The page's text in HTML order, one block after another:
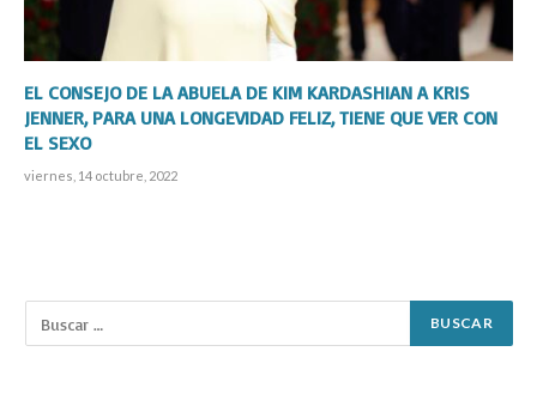
EL CONSEJO DE LA ABUELA DE KIM KARDASHIAN A KRIS
JENNER, PARA UNA LONGEVIDAD FELIZ, TIENE QUE VER CON
EL SEXO
viernes, 14 octubre, 2022